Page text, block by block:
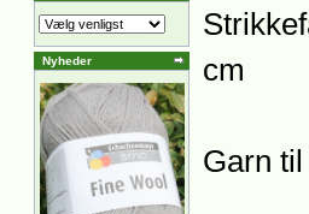
Nyheder
cm
Garn